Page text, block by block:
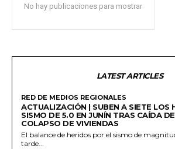
No hay publicaciones para mostrar
LATEST ARTICLES
RED DE MEDIOS REGIONALES
ACTUALIZACIÓN | SUBEN A SIETE LOS
SISMO DE 5.0 EN JUNÍN TRAS CAÍDA
COLAPSO DE VIVIENDAS
El balance de heridos por el sismo de
tarde...